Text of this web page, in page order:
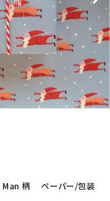
Man 柄 ペーパー/包装